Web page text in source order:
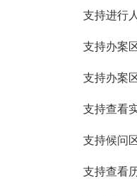
支持进行
支持办案
支持办案
支持查看
支持候问
支持查看